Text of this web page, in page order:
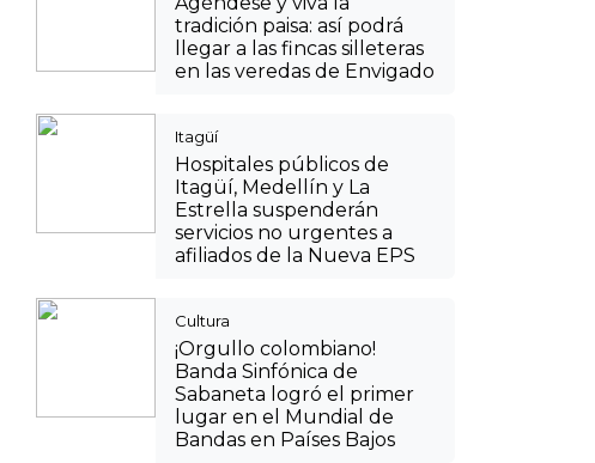
tradición paisa: así podrá
llegar a las fincas silleteras
en las veredas de Envigado
Itagüí
Hospitales públicos de
Itagüí, Medellín y La
Estrella suspenderán
servicios no urgentes a
afiliados de la Nueva EPS
Cultura
¡Orgullo colombiano!
Banda Sinfónica de
Sabaneta logró el primer
lugar en el Mundial de
Bandas en Países Bajos